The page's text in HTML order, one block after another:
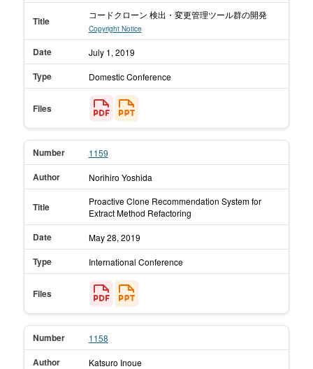
Title
コードクローン 検出・変更管理ツール群の開発
Copyright Notice
Date July 1, 2019
Type Domestic Conference
Files
Number 1159
Author Norihiro Yoshida
Title
Proactive Clone Recommendation System for
Extract Method Refactoring
Date May 28, 2019
Type International Conference
Files
Number 1158
Author Katsuro Inoue